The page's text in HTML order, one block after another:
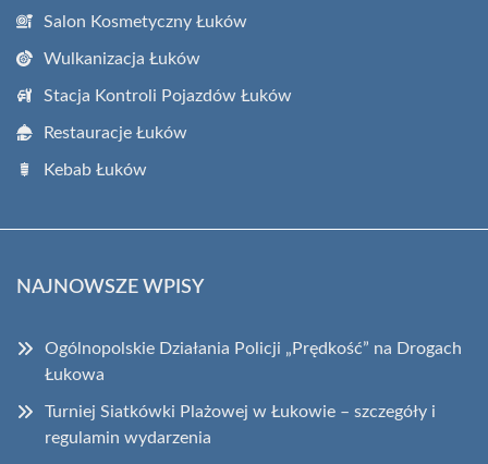
Salon Kosmetyczny Łuków
Wulkanizacja Łuków
Stacja Kontroli Pojazdów Łuków
Restauracje Łuków
Kebab Łuków
NAJNOWSZE WPISY
Ogólnopolskie Działania Policji „Prędkość” na Drogach
Łukowa
Turniej Siatkówki Plażowej w Łukowie – szczegóły i
regulamin wydarzenia